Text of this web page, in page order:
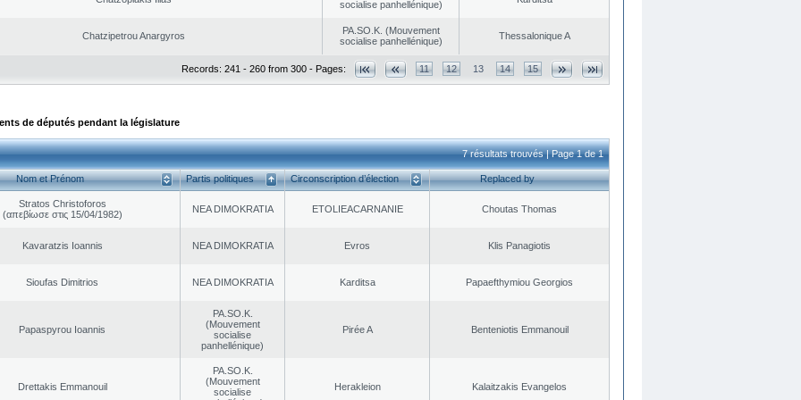
socialise panhellénique)
Chatzipetrou Anargyros
PA.SO.K. (Mouvement
socialise panhellénique)
Thessalonique A
Records: 241 - 260 from 300 - Pages: 11 12 13 14 15
de députés pendant la législature
7 résultats trouvés | Page 1 de 1
Nom et Prénom Partis politiques Circonscription d’élection Replaced by
Stratos Christoforos
(απεβίωσε στις 15/04/1982)
NEA DΙMOKRATIA EΤOLIEACARNANIE Choutas Thomas
Kavaratzis Ioannis NEA DΙMOKRATIA Evros Klis Panagiotis
Sioufas Dimitrios NEA DΙMOKRATIA Karditsa Papaefthymiou Georgios
Papaspyrou Ioannis
PA.SO.K.
(Mouvement
socialise
panhellénique)
Pirée A Benteniotis Emmanouil
Drettakis Emmanouil
PA.SO.K.
(Mouvement
socialise
Herakleion Kalaitzakis Evangelos